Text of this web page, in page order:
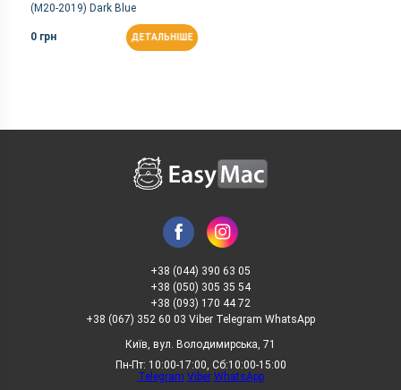
(M20-2019) Dark Blue
0 грн ДЕТАЛЬНІШЕ
+38 (044) 390 63 05
+38 (050) 305 35 54
+38 (093) 170 44 72
+38 (067) 352 60 03 Viber Telegram WhatsApp
Київ, вул. Володимирська, 71
Пн-Пт: 10:00-17:00, Сб:10:00-15:00
Telegram Viber WhatsApp